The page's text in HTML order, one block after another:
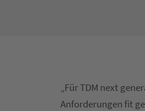
„Für TDM next
Anforderungen fit